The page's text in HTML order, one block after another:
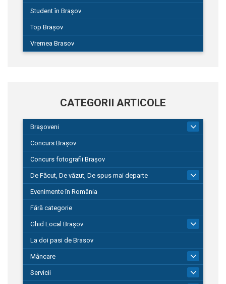
Student în Brașov
Top Brașov
Vremea Brasov
CATEGORII ARTICOLE
Brașoveni
Concurs Brașov
Concurs fotografii Brașov
De Făcut, De văzut, De spus mai departe
149
Evenimente în România
Fără categorie
Ghid Local Brașov
La doi pasi de Brasov
Mâncare
Servicii